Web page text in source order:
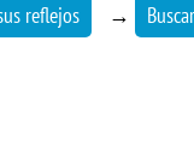
reflejos →